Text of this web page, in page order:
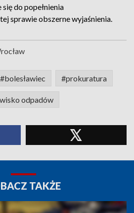
do popełnienia
sprawie obszerne wyjaśnienia.
#bolesławiec #prokuratura
odpadów
TAKŻE